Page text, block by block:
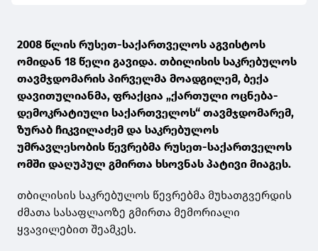
2008 წლის რუსეთ-საქართველოს აგვისტოს
ომიდან 18 წელი გავიდა. თბილისის საკრებულოს
თავმჯდომარის პირველმა მოადგილემ, ბექა
დავითულიანმა, ფრაქცია „ქართული ოცნება-
დემოკრატიული საქართველოს“ თავმჯდომარემ,
ზურაბ ჩიკვილაძემ და საკრებულოს
უმრავლესობის წევრებმა რუსეთ-საქართველოს
ომში დაღუპულ გმირთა ხსოვნას პატივი მიაგეს.
თბილისის საკრებულოს წევრებმა მუხათგვერდის
ძმათა სასაფლაოზე გმირთა მემორიალი
ყვავილებით შეამკეს.